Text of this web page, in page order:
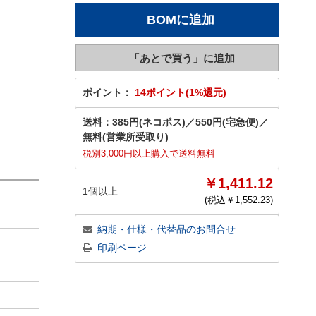
ポイント： 14ポイント(1%還元)
送料： 385円(ネコポス) ／550円(宅急便) ／
無料(営業所受取り)
税別3,000円以上購入で送料無料
1個以上 ￥1,411.12
(税込￥ 1,552.23)
納期・仕様・代替品のお問合せ
印刷ページ